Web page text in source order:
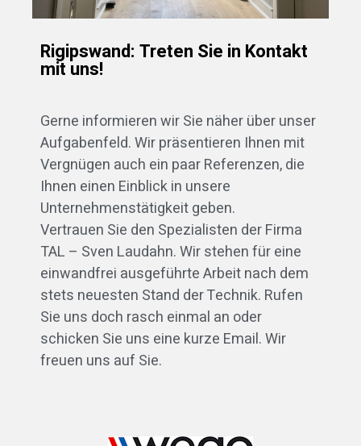
Rigipswand: Treten Sie in Kontakt
mit uns!
Gerne informieren wir Sie näher über unser
Aufgabenfeld. Wir präsentieren Ihnen mit
Vergnügen auch ein paar Referenzen, die
Ihnen einen Einblick in unsere
Unternehmenstätigkeit geben.
Vertrauen Sie den Spezialisten der Firma
TAL – Sven Laudahn. Wir stehen für eine
einwandfrei ausgeführte Arbeit nach dem
stets neuesten Stand der Technik. Rufen
Sie uns doch rasch einmal an oder
schicken Sie uns eine kurze Email. Wir
freuen uns auf Sie.